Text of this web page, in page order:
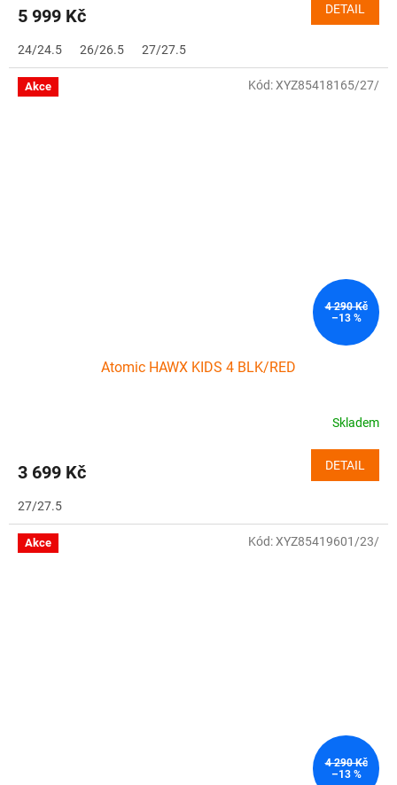
5 999 Kč DETAIL
24/24.5 26/26.5 27/27.5
Akce
4 290 Kč
–13 %
Atomic HAWX KIDS 4 BLK/RED
Skladem
3 699 Kč DETAIL
27/27.5
Kód:XYZ85418165/27/
Akce
4 290 Kč
–13 %
Kód:XYZ85419601/23/